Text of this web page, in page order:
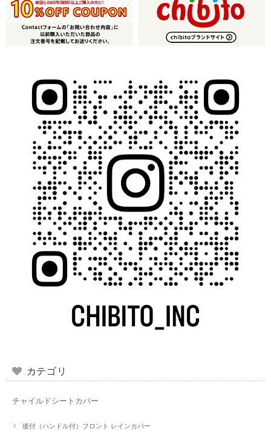
カテゴリ
チャイルドシートカバー
後付（ハンドル付）フロント レインカバー